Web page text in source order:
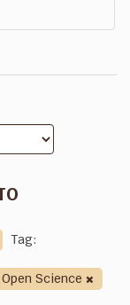
Tag:
Open Science